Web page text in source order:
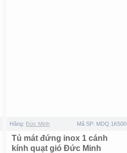
Hãng: Đức Minh Mã SP: MDQ.1K500
Tủ mát đứng inox 1 cánh
kính quạt gió Đức Minh